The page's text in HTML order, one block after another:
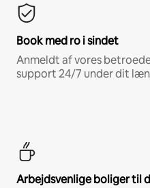
Book med ro i sindet
Anmeldt af vores
support 24/7 under dit
Arbejdsvenlige boliger til